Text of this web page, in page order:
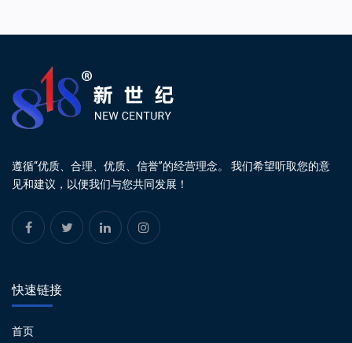
遵循“优质、合理、优质、信誉”的经营理念。 我们希望听取您的意
见和建议，以便我们与您共同发展！
快速链接
首页